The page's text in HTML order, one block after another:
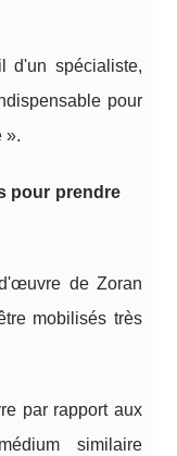
d'un spécialiste,
pour
».
pour prendre
de Zoran
mobilisés très
par rapport aux
similaire